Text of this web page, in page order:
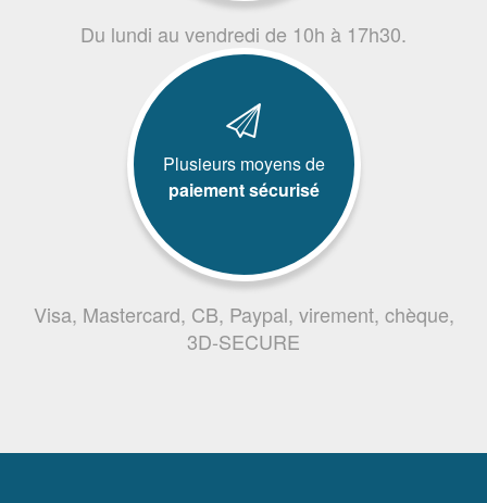
Du lundi au vendredi de 10h à 17h30.
Plusieurs moyens de
paiement sécurisé
Visa, Mastercard, CB, Paypal, virement, chèque,
3D-SECURE